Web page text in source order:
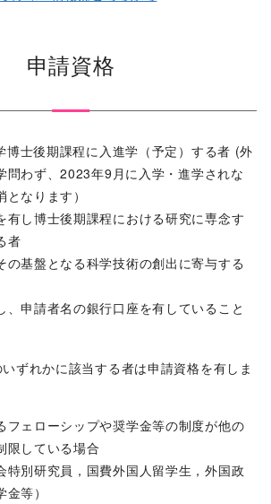
申請資格
博士後期課程に入進学（予定）する者 (外
問わず、2023年9月に入学・進学されな
なります）
有し博⼠後期課程における研究に専念す
者
の基盤となる科学技術の創出に寄与する
、申請者名の銀⾏⼝座を有していること
ずれかに該当する者は申請資格を有しま
フェローシップや奨学⾦等の制度が他の
限している場合
特別研究員，国費外国⼈留学⽣，外国政
等）